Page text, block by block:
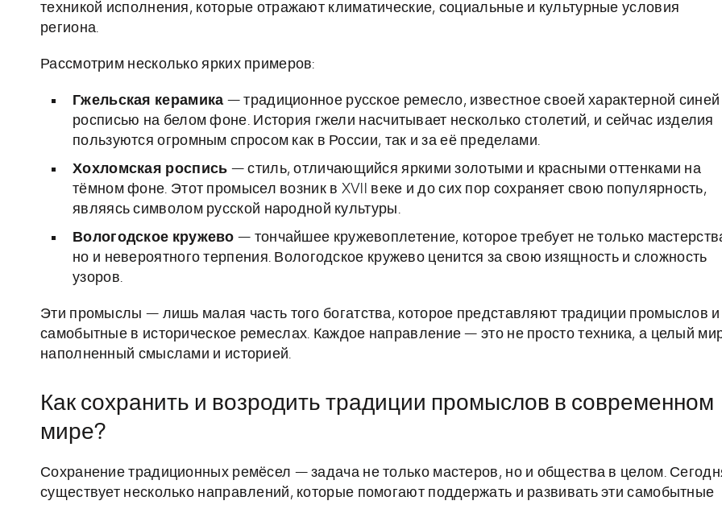
техникой исполнения, которые отражают климатические, социальные и культурные условия
региона.
Рассмотрим несколько ярких примеров:
Гжельская керамика — традиционное русское ремесло, известное своей характерной синей
росписью на белом фоне. История гжели насчитывает несколько столетий, и сейчас изделия
пользуются огромным спросом как в России, так и за её пределами.
Хохломская роспись — стиль, отличающийся яркими золотыми и красными оттенками на
тёмном фоне. Этот промысел возник в XVII веке и до сих пор сохраняет свою популярность,
являясь символом русской народной культуры.
Вологодское кружево — тончайшее кружевоплетение, которое требует не только
но и невероятного терпения. Вологодское кружево ценится за свою изящность и сложность
узоров.
Эти промыслы — лишь малая часть того богатства, которое представляют традиции промыслов и
самобытные в историческое ремеслах. Каждое направление — это не просто техника, а целый
наполненный смыслами и историей.
Как сохранить и возродить традиции промыслов в современном
мире?
Сохранение традиционных ремёсел — задача не только мастеров, но и общества в целом.
существует несколько направлений, которые помогают поддержать и развивать эти самобытные